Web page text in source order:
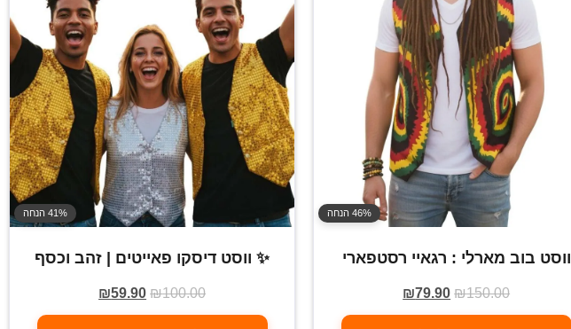
46% הנחה
ווסט בוב מארלי : רגאיי רסטפארי
₪150.00
₪79.90
41% הנחה
✨ ווסט דיסקו פאייטים | זהב וכסף
₪100.00
₪59.90